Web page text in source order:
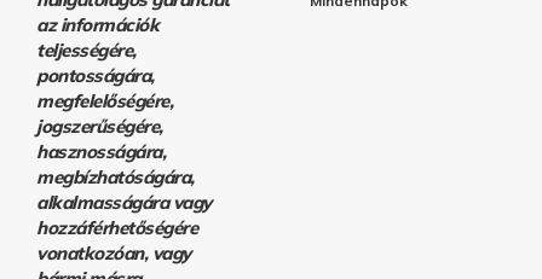
az információk
teljességére,
pontosságára,
megfelelőségére,
jogszerűségére,
hasznosságára,
megbízhatóságára,
alkalmasságára vagy
hozzáférhetőségére
vonatkozóan, vagy